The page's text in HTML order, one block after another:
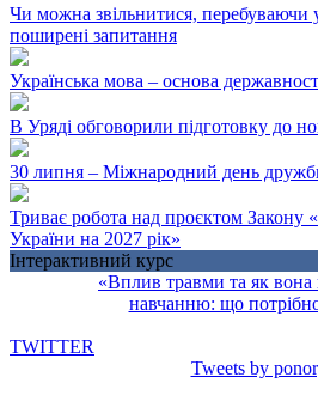
Чи можна звільнитися, перебуваючи у
поширені запитання
Українська мова – основа
В Уряді обговорили підготовку до
30 липня – Міжнародний день
Триває робота над проєктом
України на 2027 рік»
Інтерактивний курс
«Вплив травми та як вона
навчанню: що
TWITTER
Tweets by